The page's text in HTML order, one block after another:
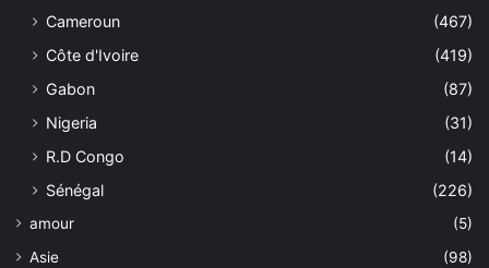
Cameroun
(467)
Côte d'Ivoire
(419)
Gabon
(87)
Nigeria
(31)
R.D Congo
(14)
Sénégal
(226)
amour
(5)
Asie
(98)